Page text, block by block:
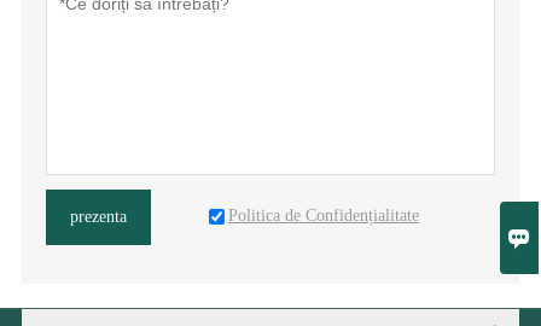

prezenta Politica de Confidențialitate